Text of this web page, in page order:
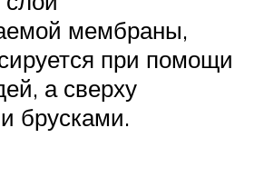
мембраны,
при помощи
а сверху
брусками.